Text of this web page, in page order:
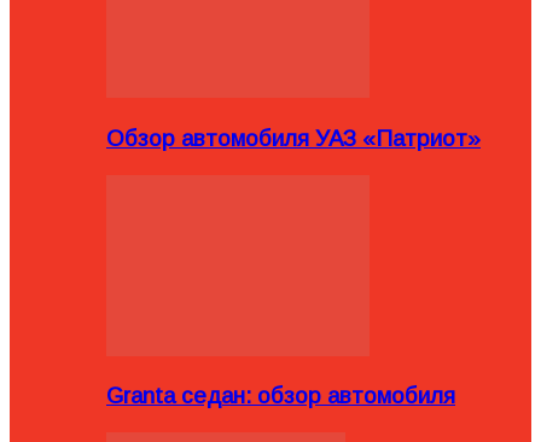
Обзор автомобиля УАЗ «Патриот»
Granta седан: обзор автомобиля